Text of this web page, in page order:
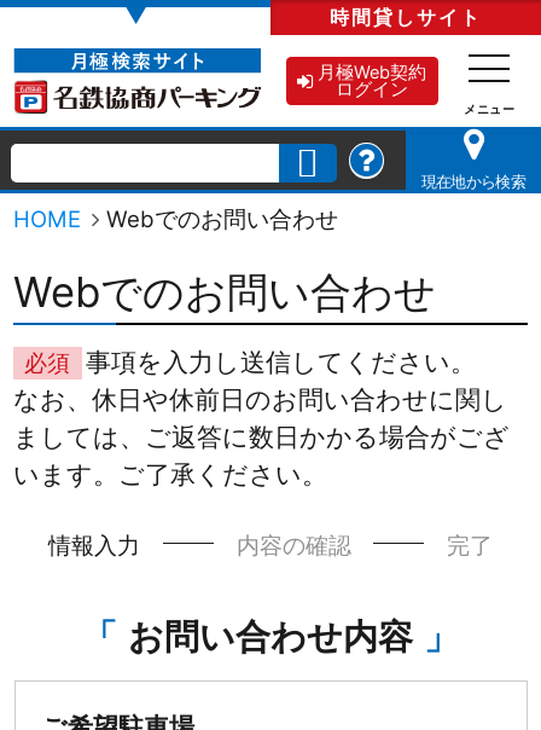
▼ 時間貸しサイト
月極Web契約
ログイン
現在地から検索
HOME Webでのお問い合わせ
Webでのお問い合わせ
必須 事項を入力し送信してください。
なお、休日や休前日のお問い合わせに関し
ましては、ご返答に数日かかる場合がござ
います。ご了承ください。
情報入力 内容の確認 完了
お問い合わせ内容